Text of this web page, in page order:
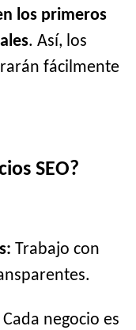
los primeros
. Así, los
fácilmente
SEO?
Trabajo con
Cada negocio es